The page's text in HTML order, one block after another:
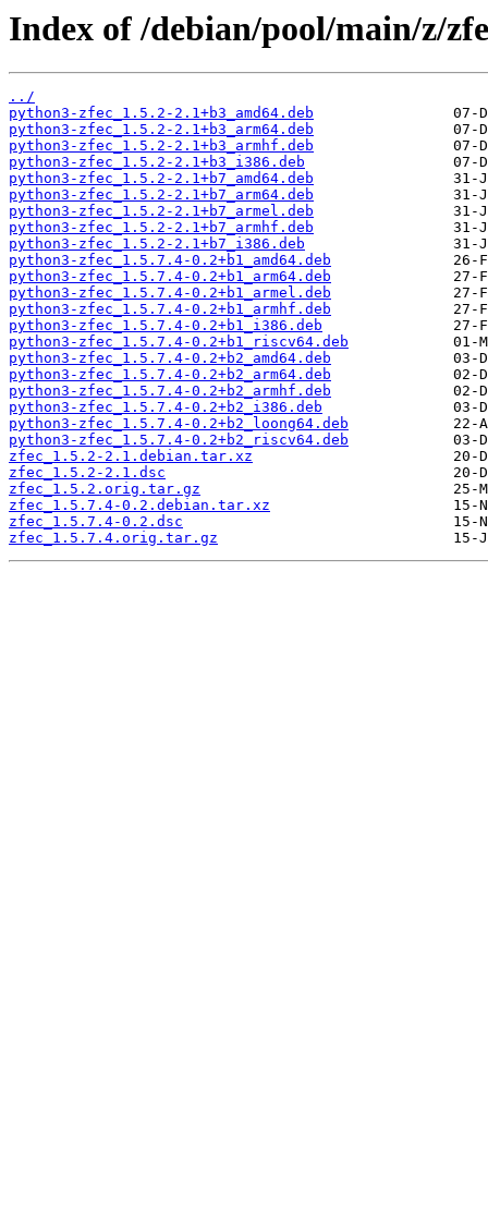
Index of /debian/pool/main/z/
../
python3-zfec_1.5.2-2.1+b3_amd64.deb
python3-zfec_1.5.2-2.1+b3_arm64.deb
python3-zfec_1.5.2-2.1+b3_armhf.deb
python3-zfec_1.5.2-2.1+b3_i386.deb
python3-zfec_1.5.2-2.1+b7_amd64.deb
python3-zfec_1.5.2-2.1+b7_arm64.deb
python3-zfec_1.5.2-2.1+b7_armel.deb
python3-zfec_1.5.2-2.1+b7_armhf.deb
python3-zfec_1.5.2-2.1+b7_i386.deb
python3-zfec_1.5.7.4-0.2+b1_amd64.deb
python3-zfec_1.5.7.4-0.2+b1_arm64.deb
python3-zfec_1.5.7.4-0.2+b1_armel.deb
python3-zfec_1.5.7.4-0.2+b1_armhf.deb
python3-zfec_1.5.7.4-0.2+b1_i386.deb
python3-zfec_1.5.7.4-0.2+b1_riscv64.deb
python3-zfec_1.5.7.4-0.2+b2_amd64.deb
python3-zfec_1.5.7.4-0.2+b2_arm64.deb
python3-zfec_1.5.7.4-0.2+b2_armhf.deb
python3-zfec_1.5.7.4-0.2+b2_i386.deb
python3-zfec_1.5.7.4-0.2+b2_loong64.deb
python3-zfec_1.5.7.4-0.2+b2_riscv64.deb
zfec_1.5.2-2.1.debian.tar.xz
zfec_1.5.2-2.1.dsc
zfec_1.5.2.orig.tar.gz
zfec_1.5.7.4-0.2.debian.tar.xz
zfec_1.5.7.4-0.2.dsc
zfec_1.5.7.4.orig.tar.gz